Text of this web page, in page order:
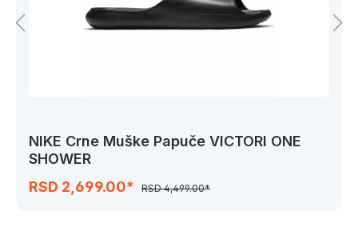
NIKE Crne Muške Papuče VICTORI ONE
SHOWER
RSD 2,699.00*
RSD 4,499.00*